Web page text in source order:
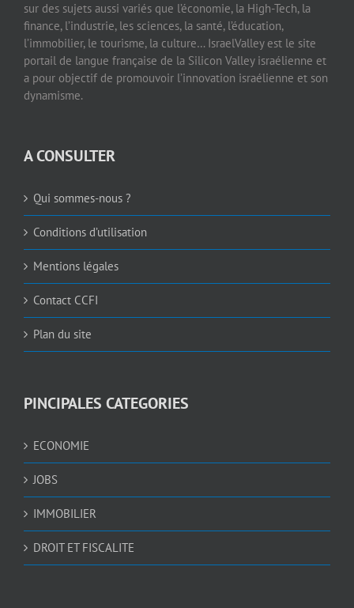
sur des sujets aussi variés que l’économie, la High-Tech, la
finance, l’industrie, les sciences, la santé, l’éducation,
l’immobilier, le tourisme, la culture… IsraelValley est le site
portail de langue française de la Silicon Valley israélienne et
a pour objectif de promouvoir l’innovation israélienne et son
dynamisme.
A CONSULTER
Qui sommes-nous ?
Conditions d’utilisation
Mentions légales
Contact CCFI
Plan du site
PINCIPALES CATEGORIES
ECONOMIE
JOBS
IMMOBILIER
DROIT ET FISCALITE